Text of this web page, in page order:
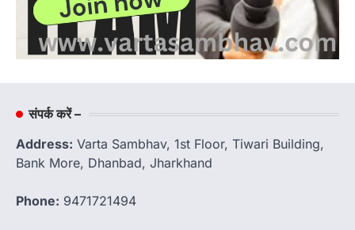
संपर्क करें –
Address: Varta Sambhav, 1st Floor, Tiwari Building,
Bank More, Dhanbad, Jharkhand
Phone: 9471721494